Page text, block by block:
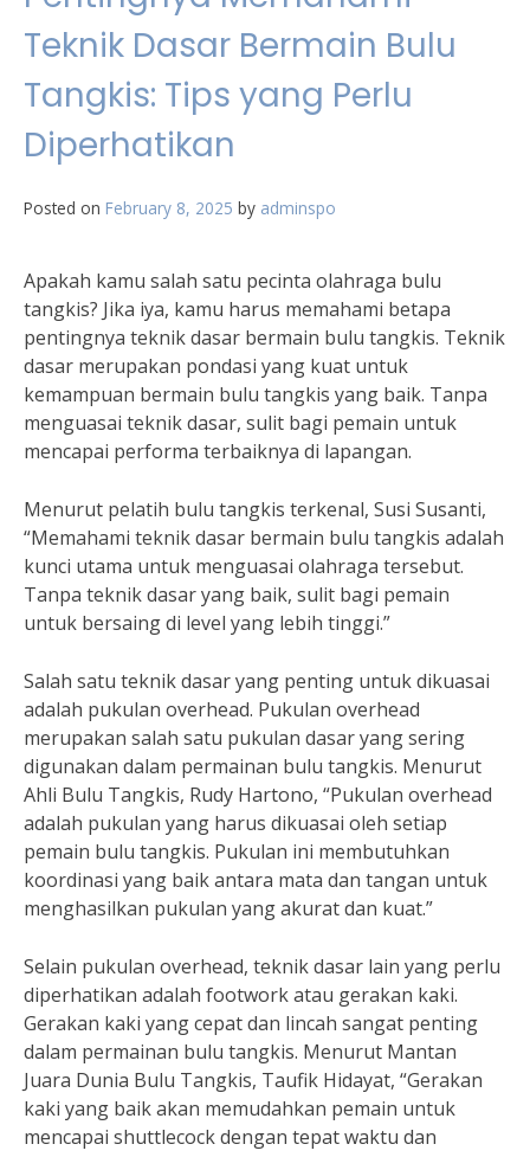
Teknik Dasar Bermain Bulu
Tangkis: Tips yang Perlu
Diperhatikan
Posted on February 8, 2025 by adminspo
Apakah kamu salah satu pecinta olahraga bulu
tangkis? Jika iya, kamu harus memahami betapa
pentingnya teknik dasar bermain bulu tangkis. Teknik
dasar merupakan pondasi yang kuat untuk
kemampuan bermain bulu tangkis yang baik. Tanpa
menguasai teknik dasar, sulit bagi pemain untuk
mencapai performa terbaiknya di lapangan.
Menurut pelatih bulu tangkis terkenal, Susi Susanti,
“Memahami teknik dasar bermain bulu tangkis adalah
kunci utama untuk menguasai olahraga tersebut.
Tanpa teknik dasar yang baik, sulit bagi pemain
untuk bersaing di level yang lebih tinggi.”
Salah satu teknik dasar yang penting untuk dikuasai
adalah pukulan overhead. Pukulan overhead
merupakan salah satu pukulan dasar yang sering
digunakan dalam permainan bulu tangkis. Menurut
Ahli Bulu Tangkis, Rudy Hartono, “Pukulan overhead
adalah pukulan yang harus dikuasai oleh setiap
pemain bulu tangkis. Pukulan ini membutuhkan
koordinasi yang baik antara mata dan tangan untuk
menghasilkan pukulan yang akurat dan kuat.”
Selain pukulan overhead, teknik dasar lain yang perlu
diperhatikan adalah footwork atau gerakan kaki.
Gerakan kaki yang cepat dan lincah sangat penting
dalam permainan bulu tangkis. Menurut Mantan
Juara Dunia Bulu Tangkis, Taufik Hidayat, “Gerakan
kaki yang baik akan memudahkan pemain untuk
mencapai shuttlecock dengan tepat waktu dan